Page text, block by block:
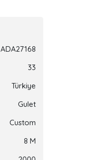
ADA27168
33
Türkiye
Gulet
Custom
8 M